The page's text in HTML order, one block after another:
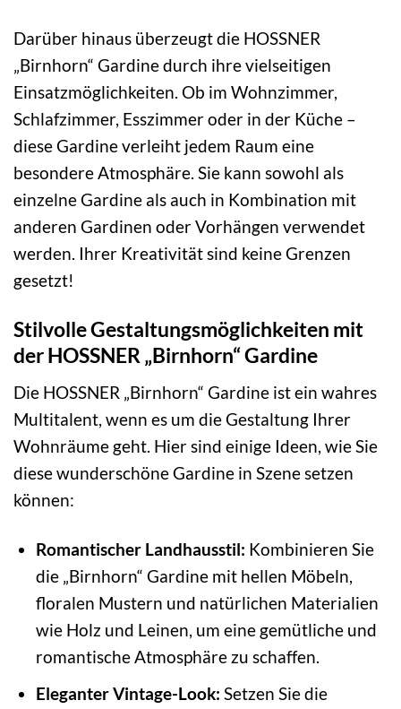
Darüber hinaus überzeugt die HOSSNER
„Birnhorn“ Gardine durch ihre vielseitigen
Einsatzmöglichkeiten. Ob im Wohnzimmer,
Schlafzimmer, Esszimmer oder in der Küche –
diese Gardine verleiht jedem Raum eine
besondere Atmosphäre. Sie kann sowohl als
einzelne Gardine als auch in Kombination mit
anderen Gardinen oder Vorhängen verwendet
werden. Ihrer Kreativität sind keine Grenzen
gesetzt!
Stilvolle Gestaltungsmöglichkeiten mit
der HOSSNER „Birnhorn“ Gardine
Die HOSSNER „Birnhorn“ Gardine ist ein wahres
Multitalent, wenn es um die Gestaltung Ihrer
Wohnräume geht. Hier sind einige Ideen, wie Sie
diese wunderschöne Gardine in Szene setzen
können:
Romantischer Landhausstil: Kombinieren Sie
die „Birnhorn“ Gardine mit hellen Möbeln,
floralen Mustern und natürlichen Materialien
wie Holz und Leinen, um eine gemütliche und
romantische Atmosphäre zu schaffen.
Eleganter Vintage-Look: Setzen Sie die